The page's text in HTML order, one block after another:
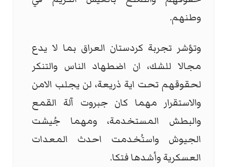
وطنهم.
وتؤشر تجربة كردستان العراق بما لا يدع
مجالا للشك، ان اضطهاد الناس والتنكر
لحقوقهم تحت اية ذريعة، لن يجلب الامن
والاستقرار مهما كان جبروت آلة القمع
والبطش المستخدمة، ومهما جُيشت
الجيوش واستُخدمت احدث المعدات
العسكرية وأشدها فتكا.